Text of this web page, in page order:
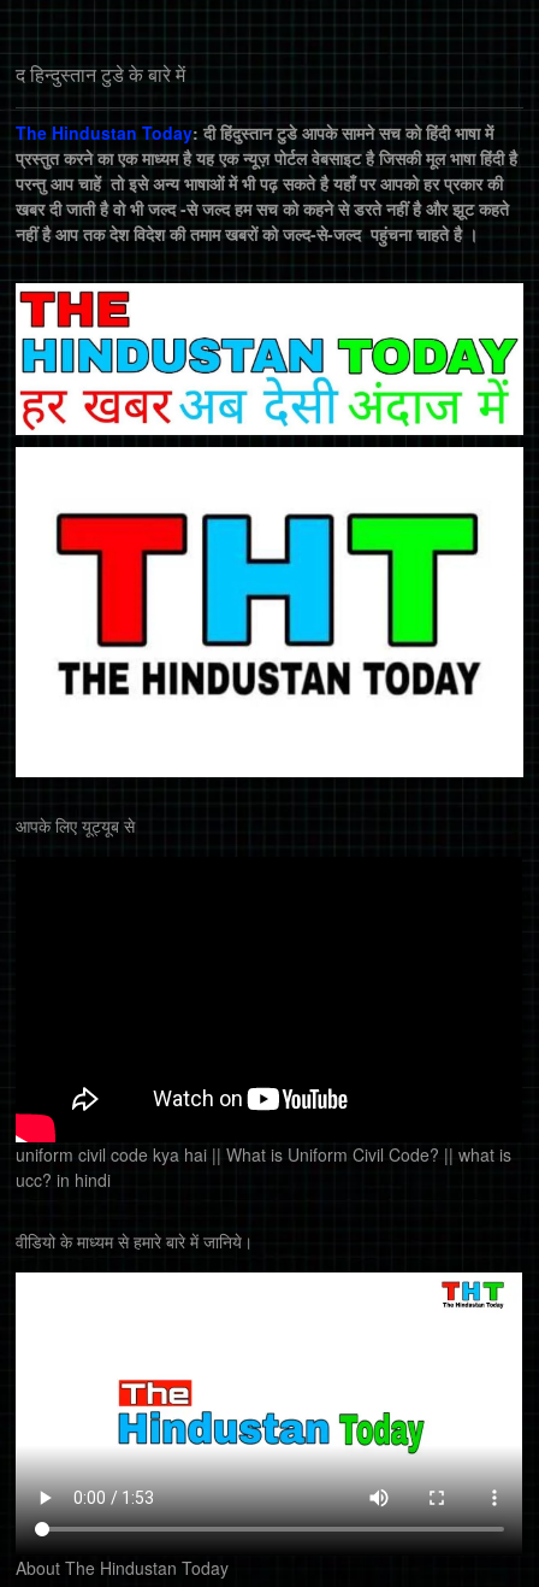
द हिन्‍दुस्‍तान टुडे के बारे में
The Hindustan Today: दी हिंदुस्तान टुडे आपके सामने सच को हिंदी भाषा में
प्रस्तुत करने का एक माध्यम है यह एक न्यूज़ पोर्टल वेबसाइट है जिसकी मूल भाषा हिंदी है
परन्तु आप चाहें तो इसे अन्य भाषाओं में भी पढ़ सकते है यहाँ पर आपको हर प्रकार की
खबर दी जाती है वो भी जल्द -से जल्द हम सच को कहने से डरते नहीं है और झूट कहते
नहीं है आप तक देश विदेश की तमाम खबरों को जल्द-से-जल्द पहुंचना चाहते है ।
आपके लिए यूट्यूब से
uniform civil code kya hai || What is Uniform Civil Code? || what is
ucc? in hindi
वीडियो के माध्यम से हमारे बारे में जानिये।
About The Hindustan Today